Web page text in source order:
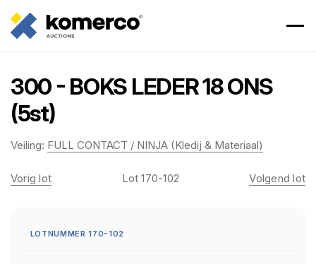
300 - BOKS LEDER 18 ONS
(5st)
Veiling: FULL CONTACT / NINJA (Kledij & Materiaal)
Vorig lot Lot 170-102 Volgend lot
LOTNUMMER 170-102